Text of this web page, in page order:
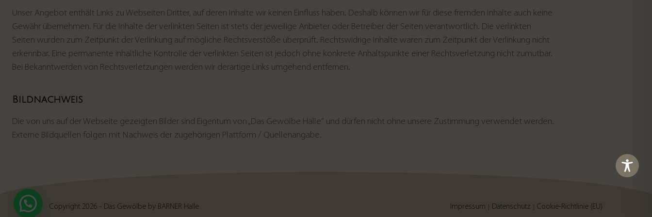
Unser Angebot enthält Links zu Webseiten Dritter, auf deren Inhalte wir keinen Einfluss haben. Deshalb können wir für diese fremden Inhalte auch keine
Gewähr übernehmen. Für die Inhalte der verlinkten Seiten ist stets der jeweilige Anbieter oder Betreiber der Seiten verantwortlich. Die verlinkten
Seiten wurden zum Zeitpunkt der Verlinkung auf mögliche Rechtsverstöße überprüft. Rechtswidrige Inhalte waren zum Zeitpunkt der Verlinkung nicht
erkennbar. Eine permanente inhaltliche Kontrolle der verlinkten Seiten ist jedoch ohne konkrete Anhaltspunkte einer Rechtsverletzung nicht zumutbar.
Bei Bekanntwerden von Rechtsverletzungen werden wir derartige Links umgehend entfernen.
Bildnachweis
Die von uns auf der Webseite gezeigten Bilder sind Eigentum von „Das Gewölbe Halle“ und dürfen nicht ohne unsere Zustimmung verwendet werden.
Externe Bildquellen folgen mit Nachweis der zugehörigen Plattform / Quellenangabe.
Impressum Datenschutz Cookie-Richtlinie (EU)
Copyright 2026 - Das Gewölbe by BARNER Halle